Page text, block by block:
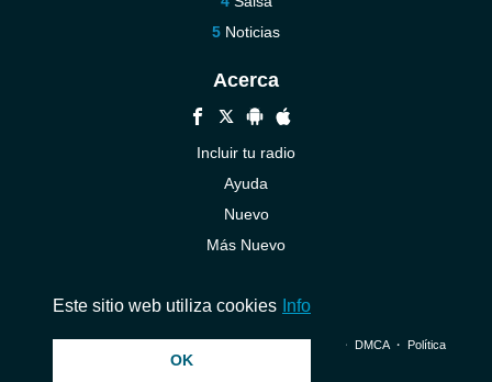
Noticias
Acerca
Incluir tu radio
Ayuda
Nuevo
Más Nuevo
© 2026 InstantAudio. Reservados todos los derechos. ・ DMCA・ Política
Este sitio web utiliza cookies Info
OK